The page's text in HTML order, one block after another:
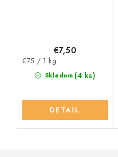
Skladom (4 ks)
€7,50
Jednotková
cena:
€75 / 1 kg
DETAIL